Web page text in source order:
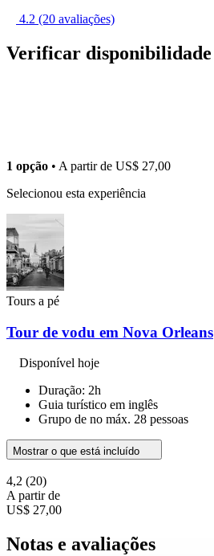
4.2 (20 avaliações)
Verificar disponibilidade
1 opção • A partir de US$ 27,00
Selecionou esta experiência
Tours a pé
Tour de vodu em Nova Orleans
Disponível hoje
Duração: 2h
Guia turístico em inglês
Grupo de no máx. 28 pessoas
Mostrar o que está incluído
4,2 (20)
A partir de
US$ 27,00
Notas e avaliações